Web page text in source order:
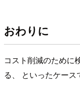
おわりに
コスト削減のために
る、 といったケース